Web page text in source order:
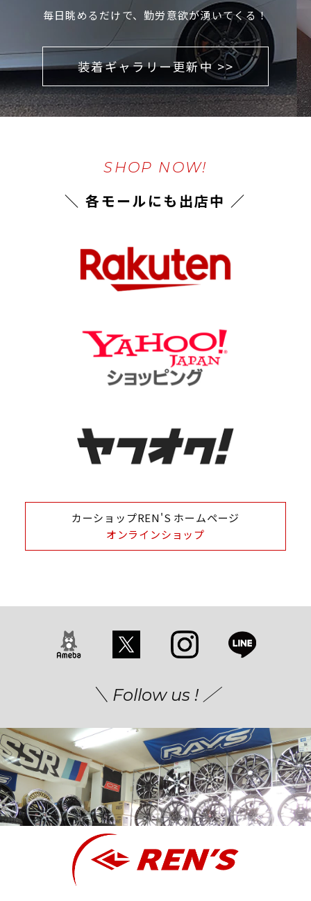
毎日眺めるだけで、勤労意欲が湧いてくる！
装着ギャラリー更新中 >>
SHOP NOW!
＼ 各モールにも出店中 ／
カーショップREN'S ホームページ
オンラインショップ
＼ Follow us ! ／